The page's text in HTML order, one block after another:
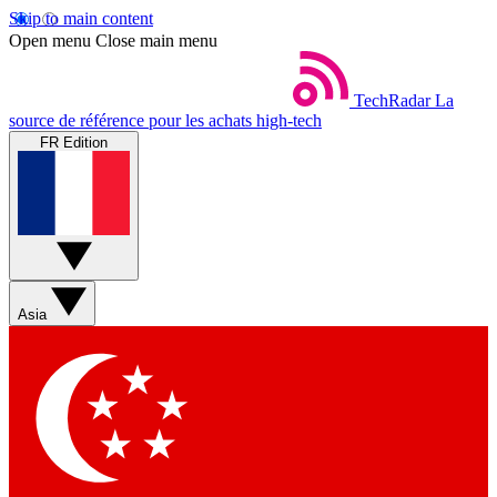
Skip to main content
Open menu Close main menu
TechRadar La
source de référence pour les achats high-tech
FR Edition
Asia